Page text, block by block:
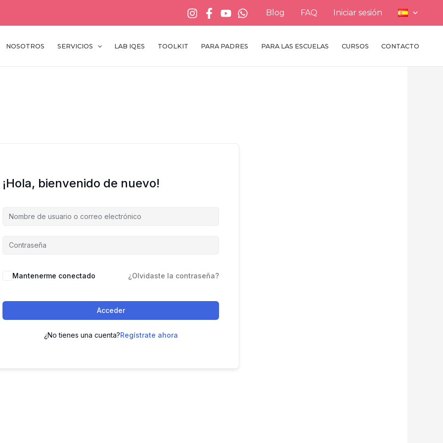
Blog FAQ Iniciar sesión
NOSOTROS SERVICIOS LAB IQES TOOLKIT PARA PADRES PARA LAS ESCUELAS CURSOS CONTACTO
¡Hola, bienvenido de nuevo!
Mantenerme conectado ¿Olvidaste la contraseña?
Acceder
¿No tienes una cuenta?Regístrate ahora